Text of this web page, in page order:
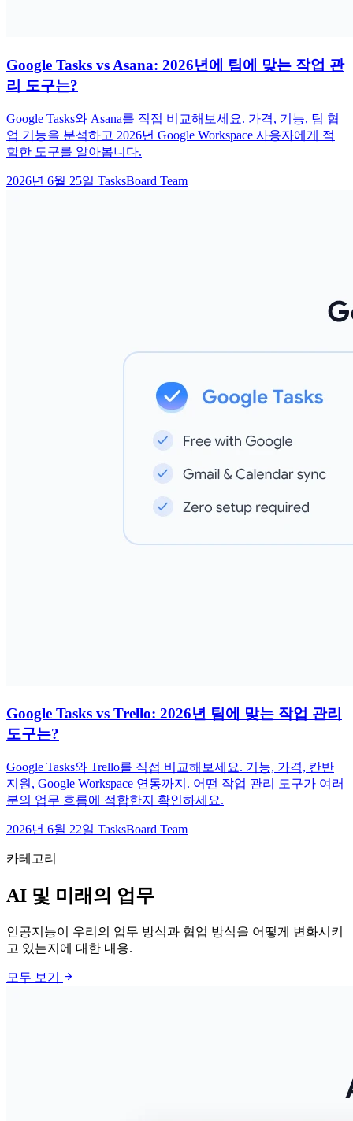
Google Tasks vs Asana: 2026년에 팀에 맞는 작업 관
리 도구는?
Google Tasks와 Asana를 직접 비교해보세요. 가격, 기능, 팀 협
업 기능을 분석하고 2026년 Google Workspace 사용자에게 적
합한 도구를 알아봅니다.
2026년 6월 25일 TasksBoard Team
Google Tasks vs Trello: 2026년 팀에 맞는 작업 관리
도구는?
Google Tasks와 Trello를 직접 비교해보세요. 기능, 가격, 칸반
지원, Google Workspace 연동까지. 어떤 작업 관리 도구가 여러
분의 업무 흐름에 적합한지 확인하세요.
2026년 6월 22일 TasksBoard Team
카테고리
AI 및 미래의 업무
인공지능이 우리의 업무 방식과 협업 방식을 어떻게 변화시키
고 있는지에 대한 내용.
모두 보기 arrow_forward